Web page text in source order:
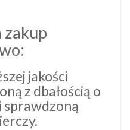
zakup
jakości
z dbałością o
sprawdzoną